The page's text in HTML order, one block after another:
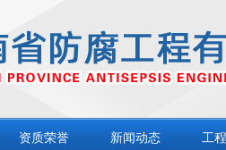
资质荣誉 新闻动态 工